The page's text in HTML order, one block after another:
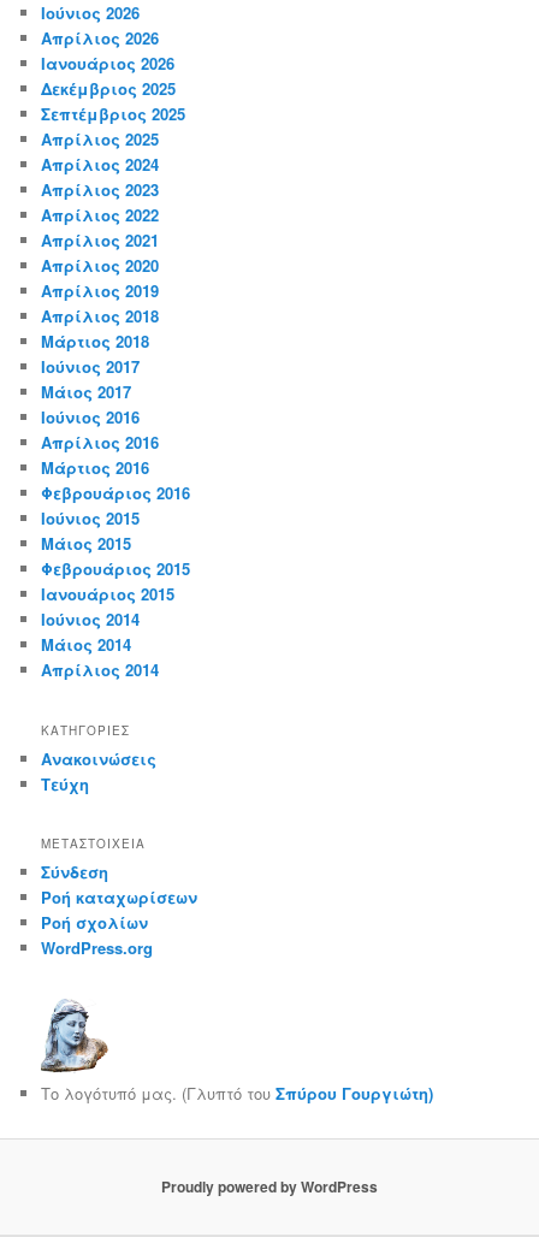
Ιούνιος 2026
Απρίλιος 2026
Ιανουάριος 2026
Δεκέμβριος 2025
Σεπτέμβριος 2025
Απρίλιος 2025
Απρίλιος 2024
Απρίλιος 2023
Απρίλιος 2022
Απρίλιος 2021
Απρίλιος 2020
Απρίλιος 2019
Απρίλιος 2018
Μάρτιος 2018
Ιούνιος 2017
Μάιος 2017
Ιούνιος 2016
Απρίλιος 2016
Μάρτιος 2016
Φεβρουάριος 2016
Ιούνιος 2015
Μάιος 2015
Φεβρουάριος 2015
Ιανουάριος 2015
Ιούνιος 2014
Μάιος 2014
Απρίλιος 2014
KΑΤΗΓΟΡΊΕΣ
Ανακοινώσεις
Τεύχη
ΜΕΤΑΣΤΟΙΧΕΊΑ
Σύνδεση
Ροή καταχωρίσεων
Ροή σχολίων
WordPress.org
Το λογότυπό μας. (Γλυπτό τουΣπύρου Γουργιώτη)
Proudly powered by WordPress